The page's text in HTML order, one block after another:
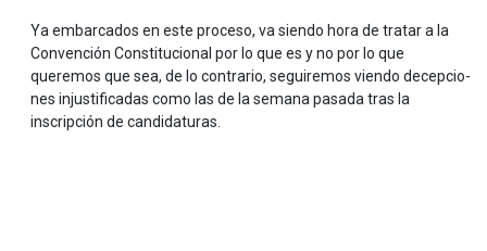
Ya embarcados en este proceso, va siendo hora de tratar a la
Convención Constitucional por lo que es y no por lo que
queremos que sea, de lo contrario, seguiremos viendo decepcio-
nes injustificadas como las de la semana pasada tras la
inscripción de candidaturas.